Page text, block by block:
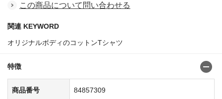
この商品について問い合わせる
関連 KEYWORD
オリジナルボディのコットンTシャツ
特徴
商品番号 84857309